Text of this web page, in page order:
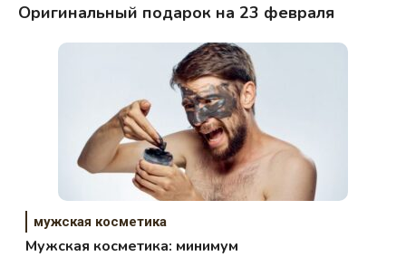
Оригинальный подарок на 23 февраля
мужская косметика
Мужская косметика: минимум